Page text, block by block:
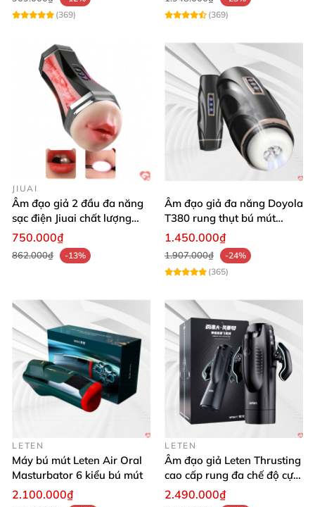
(369)
(369)
JIUAI
Âm đạo giả 2 đầu đa năng
sạc điện Jiuai chất lượng
cao
750.000₫
862.000₫ -13%
Âm đạo giả đa năng Doyola
T380 rung thụt bú mút
silicon y tế cao cấp
1.450.000₫
1.907.000₫
-24%
(365)
LETEN
Máy bú mút Leten Air Oral
Masturbator 6 kiểu bú mút
2.100.000₫
LETEN
Âm đạo giả Leten Thrusting
cao cấp rung đa chế độ cực
khoái mới
2.490.000₫